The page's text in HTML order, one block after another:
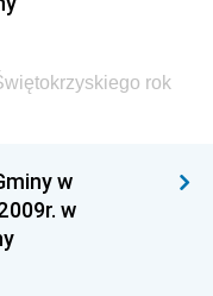
i Gospodarki
Unii
rok
w
w